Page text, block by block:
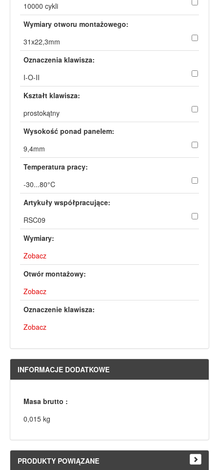
10000 cykli
Wymiary otworu montażowego:
31x22,3mm
Oznaczenia klawisza:
I-O-II
Kształt klawisza:
prostokątny
Wysokość ponad panelem:
9,4mm
Temperatura pracy:
-30...80°C
Artykuły współpracujące:
RSC09
Wymiary:
Zobacz
Otwór montażowy:
Zobacz
Oznaczenie klawisza:
Zobacz
INFORMACJE DODATKOWE
Masa brutto :
0,015 kg
PRODUKTY POWIĄZANE